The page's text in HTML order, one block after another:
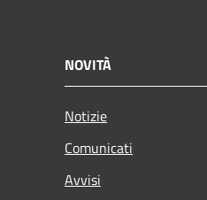
NOVITÀ
Notizie
Comunicati
Avvisi